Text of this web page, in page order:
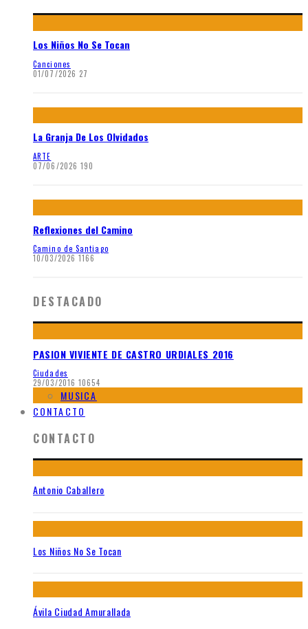
Los Niños No Se Tocan
Canciones
01/07/2026 27
La Granja De Los Olvidados
ARTE
07/06/2026 190
Reflexiones del Camino
Camino de Santiago
10/03/2026 1166
DESTACADO
PASION VIVIENTE DE CASTRO URDIALES 2016
Ciudades
29/03/2016 10654
MUSICA
CONTACTO
CONTACTO
Antonio Caballero
Los Niños No Se Tocan
Ávila Ciudad Amurallada